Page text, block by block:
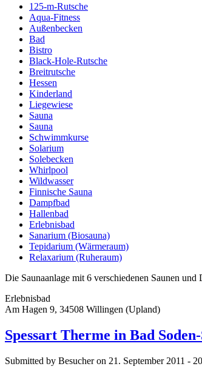
125-m-Rutsche
Aqua-Fitness
Außenbecken
Bad
Bistro
Black-Hole-Rutsche
Breitrutsche
Hessen
Kinderland
Liegewiese
Sauna
Sauna
Schwimmkurse
Solarium
Solebecken
Whirlpool
Wildwasser
Finnische Sauna
Dampfbad
Hallenbad
Erlebnisbad
Sanarium (Biosauna)
Tepidarium (Wärmeraum)
Relaxarium (Ruheraum)
Die Saunaanlage mit 6 verschiedenen Saunen
Erlebnisbad
Am Hagen 9, 34508 Willingen (Upland)
Spessart Therme in Bad
Submitted by Besucher on 21. September 2011 -